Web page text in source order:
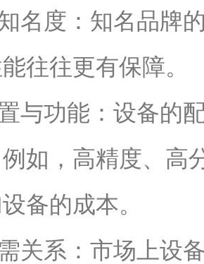
名度：知名品牌
往往更有保障。
与功能：设备的
如，高精度、高
备的成本。
关系：市场上设